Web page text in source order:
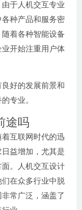
于人机交互专业
种产品和服务密
着各种智能设备
开始注重用户体
好的发展前景和
专业。
途吗
互联网时代的迅
益增加，尤其是
。人机交互设计
在众多行业中脱
常广泛，涵盖了